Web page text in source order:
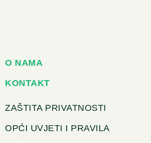
O NAMA
KONTAKT
ZAŠTITA PRIVATNOSTI
OPĆI UVJETI I PRAVILA